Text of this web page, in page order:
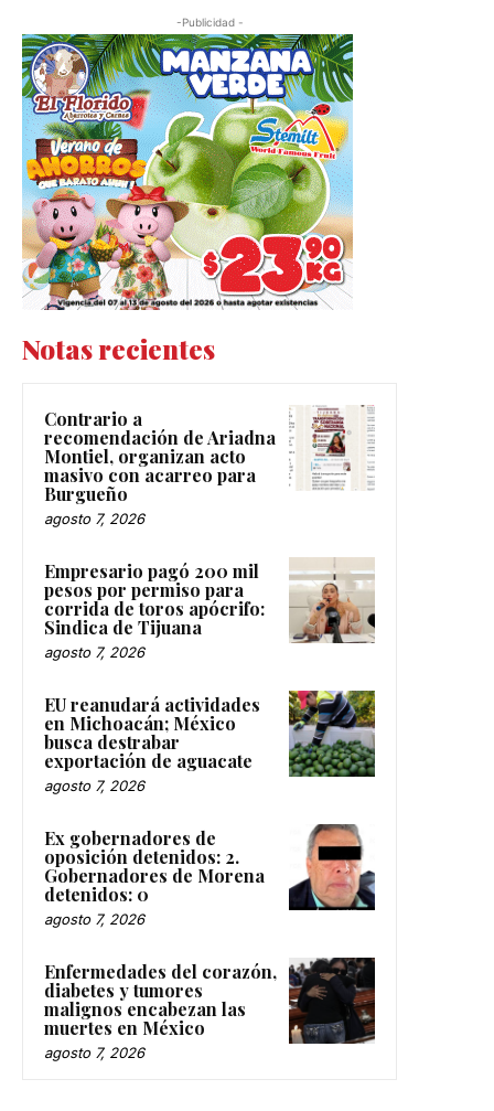
-Publicidad -
Notas recientes
Contrario a
recomendación de Ariadna
Montiel, organizan acto
masivo con acarreo para
Burgueño
agosto 7, 2026
Empresario pagó 200 mil
pesos por permiso para
corrida de toros apócrifo:
Sindica de Tijuana
agosto 7, 2026
EU reanudará actividades
en Michoacán; México
busca destrabar
exportación de aguacate
agosto 7, 2026
Ex gobernadores de
oposición detenidos: 2.
Gobernadores de Morena
detenidos: 0
agosto 7, 2026
Enfermedades del corazón,
diabetes y tumores
malignos encabezan las
muertes en México
agosto 7, 2026